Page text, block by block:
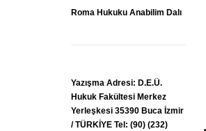
Roma Hukuku Anabilim Dalı
Yazışma Adresi: D.E.Ü.
Hukuk Fakültesi Merkez
Yerleşkesi 35390 Buca İzmir
/ TÜRKİYE Tel: (90) (232)